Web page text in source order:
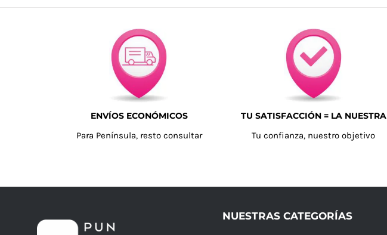
ENVÍOS ECONÓMICOS
Para Península, resto consultar
TU SATISFACCIÓN = LA NUESTRA
Tu confianza, nuestro objetivo
NUESTRAS CATEGORÍAS